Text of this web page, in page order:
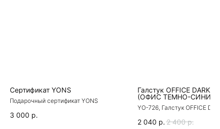
Сертификат YONS
Подарочный сертификат YONS
3 000 р.
Галстук OFFICE DARK
(OФИС ТЕМНО-СИНИЙ)
YO-726, Галстук OFFICE
2 040 р. 2 400 р.